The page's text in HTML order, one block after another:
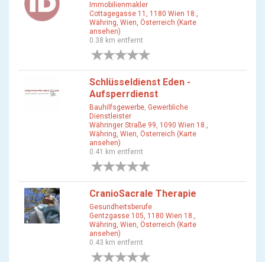
Immobilienmakler
Cottagegasse 11, 1180 Wien 18.,
Währing, Wien, Österreich (Karte
ansehen)
0.38 km entfernt
Schlüsseldienst Eden -
Aufsperrdienst
Bauhilfsgewerbe, Gewerbliche
Dienstleister
Währinger Straße 99, 1090 Wien 18.,
Währing, Wien, Österreich (Karte
ansehen)
0.41 km entfernt
CranioSacrale Therapie
Gesundheitsberufe
Gentzgasse 105, 1180 Wien 18.,
Währing, Wien, Österreich (Karte
ansehen)
0.43 km entfernt